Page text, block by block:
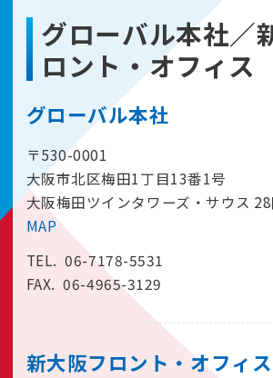
グローバル本社／
ロント・オフィス
グローバル本社
〒530-0001
大阪市北区梅田1丁目13番1号
大阪梅田ツインタワーズ・サウス
MAP
TEL.06-7178-5531
FAX. 06-4965-3129
新大阪フロント・オフィス